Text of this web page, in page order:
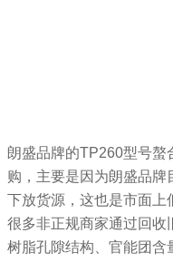
朗盛品牌的TP260型号螯
购，主要是因为朗盛品
下放货源，这也是市面上
很多非正规商家通过回收
树脂孔隙结构、官能团含